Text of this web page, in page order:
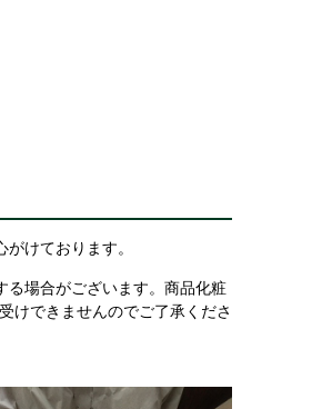
けております。
る場合がございます。商品化粧
けできませんのでご了承くださ